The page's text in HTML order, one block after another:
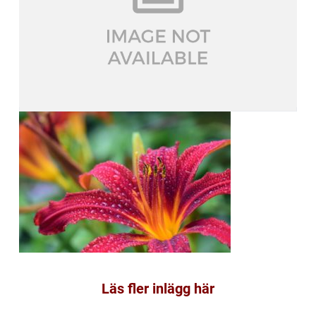
Läs fler inlägg här